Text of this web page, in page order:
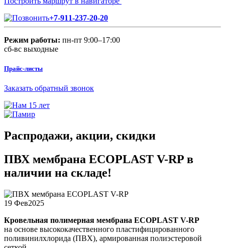
+7-911-237-20-20
Режим работы: пн-пт 9:00–17:00
сб-вс выходные
Прайс-листы
Заказать обратный звонок
Распродажи, акции, скидки
ПВХ мембрана ECOPLAST V-RP в
наличии на складе!
19 Фев2025
Кровельная полимерная мембрана ECOPLAST V-RP
на основе высококачественного пластифицированного
поливинилхлорида (ПВХ), армированная полиэстеровой